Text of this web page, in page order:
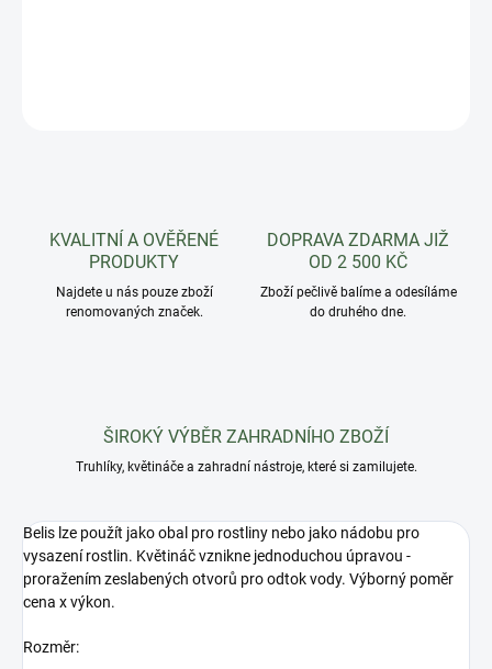
KVALITNÍ A OVĚŘENÉ
PRODUKTY
Najdete u nás pouze zboží
renomovaných značek.
DOPRAVA ZDARMA JIŽ
OD 2 500 KČ
Zboží pečlivě balíme a odesíláme
do druhého dne.
ŠIROKÝ VÝBĚR ZAHRADNÍHO ZBOŽÍ
Truhlíky, květináče a zahradní nástroje, které si zamilujete.
Belis lze použít jako obal pro rostliny nebo jako nádobu pro
vysazení rostlin. Květináč vznikne jednoduchou úpravou -
proražením zeslabených otvorů pro odtok vody. Výborný poměr
cena x výkon.
Rozměr: